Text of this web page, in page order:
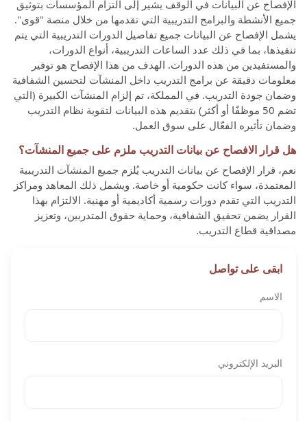
الإفصاح عن البيانات في الوقف يشير إلى التزام المؤسسات بتوثيق
جميع الأنشطة والبرامج التدريبية التي تقدمها من خلال منصة "قوى".
يشمل الإفصاح عن البيانات جميع تفاصيل الدورات التدريبية التي يتم
تنفيذها، بما في ذلك عدد الساعات التدريبية، أنواع الدورات،
والمستفيدين من هذه الدورات. الهدف من هذا الإفصاح هو توفير
معلومات دقيقة عن برامج التدريب داخل المنشآت لتحسين الشفافية
وضمان جودة التدريب. في المملكة، تم إلزام المنشآت الكبيرة (التي
تضم 50 موظفًا أو أكثر) بتقديم هذه البيانات لتقوية نظام التدريب
وضمان تأثيره الفعّال على سوق العمل.
هل قرار الافصاح عن بيانات التدريب ملزم على جميع المنشآت؟
نعم، قرار الإفصاح عن بيانات التدريب يُلزم جميع المنشآت التدريبية
المعتمدة، سواء كانت حكومية أو خاصة. ويشمل ذلك المعاهد ومراكز
التدريب التي تقدم دورات رسمية أكاديمية أو مهنية. الالتزام بهذا
القرار يضمن تحقيق الشفافية، وحماية حقوق المتدربين، وتعزيز
مصداقية قطاع التدريب.
ابقى على تواصل
الاسم
البريد الإلكتروني